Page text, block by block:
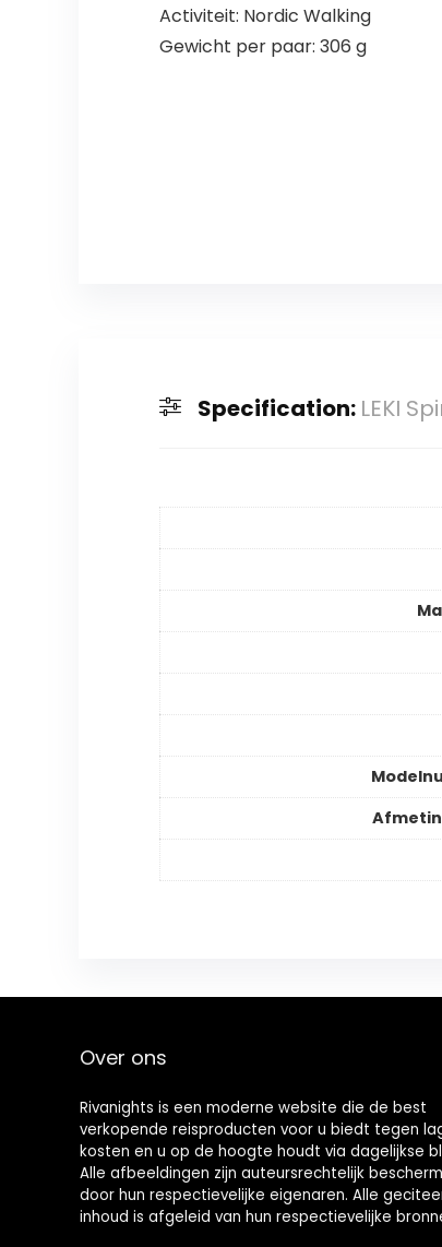
Activiteit: Nordic Walking
Gewicht per paar: 306 g
Specification: LEKI
Over ons
Rivanights is een moderne website die de best
verkopende reisproducten voor u biedt tegen
kosten en u op de hoogte houdt via dagelijkse
Alle afbeeldingen zijn auteursrechtelijk
door hun respectievelijke eigenaren. Alle
inhoud is afgeleid van hun respectievelijke